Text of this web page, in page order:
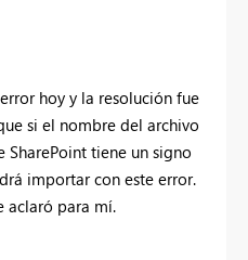
hoy y la resolución fue
si el nombre del archivo
tiene un signo
importar con este error.
aclaró para mí.